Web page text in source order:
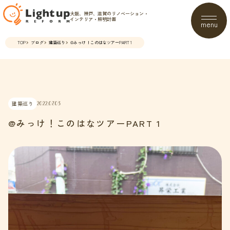
大阪、神戸、滋賀のリノベーション・
インテリア・照明計画
menu
TOP ブログ 建築巡り @みっけ！このはなツアーPART 1
建築巡り 2022.07.03
@みっけ！このはなツアーPART 1